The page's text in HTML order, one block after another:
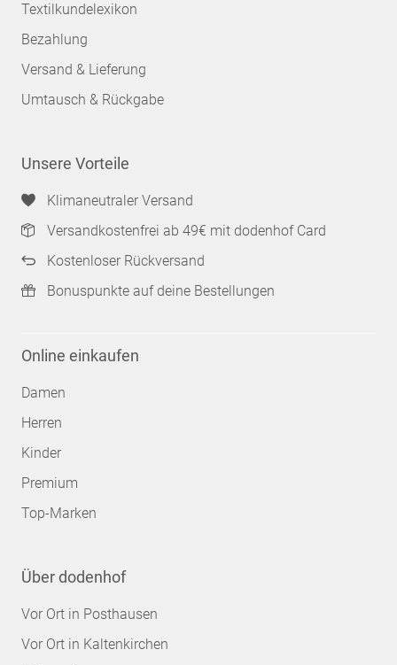
Textilkundelexikon
Bezahlung
Versand & Lieferung
Umtausch & Rückgabe
Unsere Vorteile
Klimaneutraler Versand
Versandkostenfrei ab 49€ mit dodenhof Card
Kostenloser Rückversand
Bonuspunkte auf deine Bestellungen
Online einkaufen
Damen
Herren
Kinder
Premium
Top-Marken
Über dodenhof
Vor Ort in Posthausen
Vor Ort in Kaltenkirchen